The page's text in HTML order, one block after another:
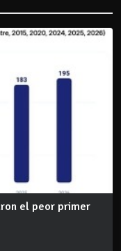
el peor primer